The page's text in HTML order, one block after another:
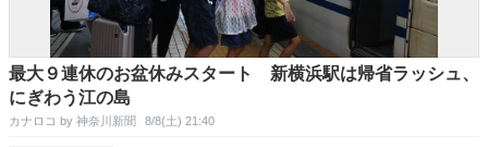
最大９連休のお盆休みスタート 新横浜駅は帰省ラッシュ、
にぎわう江の島
カナロコ by 神奈川新聞 8/8(土) 21:40